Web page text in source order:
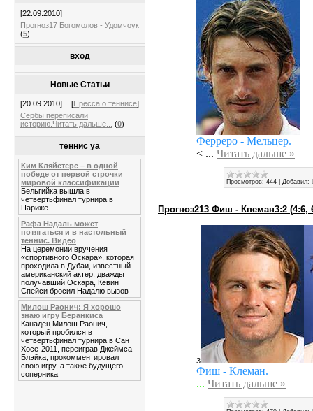
[22.09.2010]
Прогноз17 Богомолов - Удомчоук
(5)
вход
Новые Статьи
[20.09.2010] [Пресса о теннисе]
Сербы переписали
историю.Читать дальше...
(0)
теннис уа
Ким Кляйстерс – в одной
победе от первой строчки
мировой классификации
Бельгийка вышла в
четвертьфинал турнира в
Париже
Рафа Надаль может
потягаться и в настольный
теннис. Видео
На церемонии вручения
«спортивного Оскара», которая
проходила в Дубаи, известный
американский актер, дважды
получавший Оскара, Кевин
Спейси бросил Надалю вызов
Милош Раонич: Я хорошо
знаю игру Беранкиса
Канадец Милош Раонич,
который пробился в
четвертьфинал турнира в Сан
Хосе-2011, переиграв Джеймса
Блэйка, прокомментировал
свою игру, а также будущего
соперника
Ферреро - Мельцер.
< ... Читать дальше »
Просмотров: 444 Добавил:
Прогноз213 Фиш - Кпеман3:2 (4:6,
3
Фиш - Клеман.
... Читать дальше »